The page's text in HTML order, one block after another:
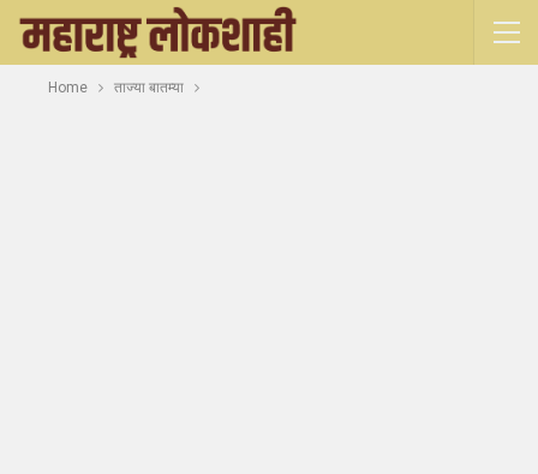
Home ताज्या बातम्या